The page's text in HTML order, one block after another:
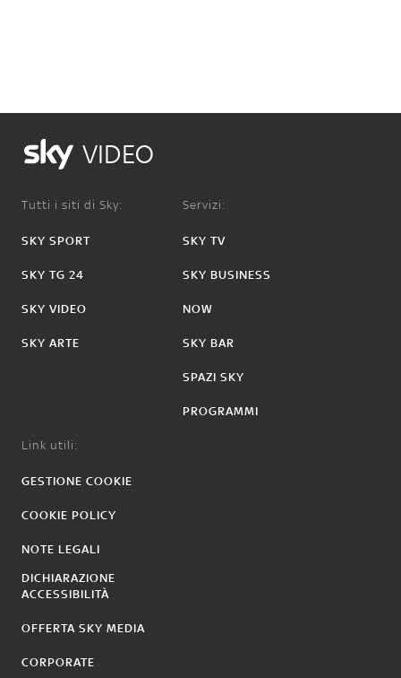
VIDEO
Tutti i siti di Sky:
SKY SPORT
SKY TG 24
SKY VIDEO
SKY ARTE
Servizi:
SKY TV
SKY BUSINESS
NOW
SKY BAR
SPAZI SKY
PROGRAMMI
Link utili:
GESTIONE COOKIE
COOKIE POLICY
NOTE LEGALI
DICHIARAZIONE
ACCESSIBILITÀ
OFFERTA SKY MEDIA
CORPORATE